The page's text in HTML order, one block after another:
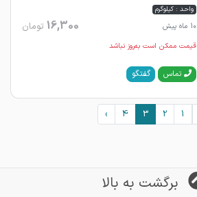
واحد : کیلوگرم
10 ماه پیش
16,300 تومان
قیمت ممکن است به‌روز نباشد
تماس گفتگو
1
2
3
4
›
برگشت به بالا